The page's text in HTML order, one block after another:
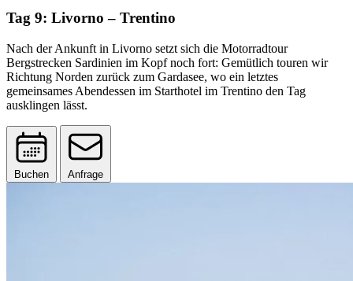
Tag 9: Livorno – Trentino
Nach der Ankunft in Livorno setzt sich die Motorradtour
Bergstrecken Sardinien im Kopf noch fort: Gemütlich touren wir
Richtung Norden zurück zum Gardasee, wo ein letztes
gemeinsames Abendessen im Starthotel im Trentino den Tag
ausklingen lässt.
Buchen Anfrage